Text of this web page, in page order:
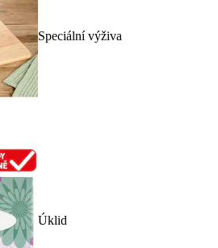
Speciální výživa
Úklid